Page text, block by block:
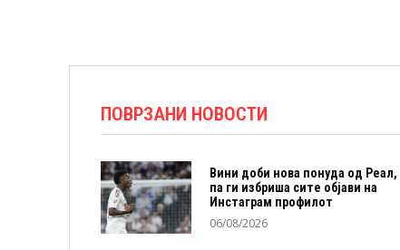
ПОВРЗАНИ НОВОСТИ
Вини доби нова понуда од Реал,
па ги избриша сите објави на
Инстаграм профилот
06/08/2026